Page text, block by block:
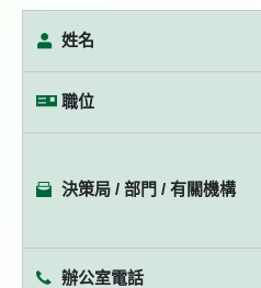
姓名
職位
決策局 / 部門 / 有關機構
辦公室電話